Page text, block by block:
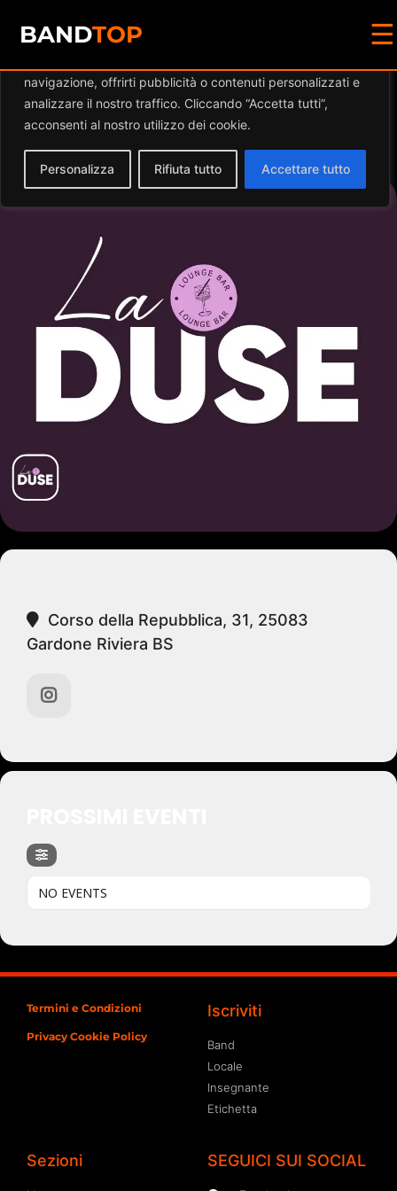
Diamo valore alla tua privacy
navigazione, offrirti pubblicità o contenuti personalizzati e
analizzare il nostro traffico. Cliccando “Accetta tutti”,
acconsenti al nostro utilizzo dei cookie.
Personalizza Rifiuta tutto Accettare tutto
BANDTOP ☰
Events by this
organizer
Corso della Repubblica, 31, 25083
Gardone Riviera BS
NO EVENTS
Termini e Condizioni
Privacy Cookie Policy
Iscriviti
Band
Locale
Insegnante
Etichetta
Sezioni SEGUICI SUI SOCIAL